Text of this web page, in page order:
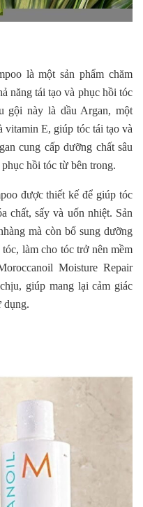
là một sản phẩm chăm
năng tái tạo và phục hồi tóc
gội này là dầu Argan, một
vitamin E, giúp tóc tái tạo và
cung cấp dưỡng chất sâu
hồi tóc từ bên trong.
được thiết kế để giúp tóc
chất, sấy và uốn nhiệt. Sản
mà còn bổ sung dưỡng
làm cho tóc trở nên mềm
Moisture Repair
giúp mang lại cảm giác
dụng.